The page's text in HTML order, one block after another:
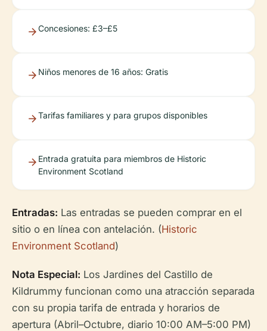
Concesiones: £3–£5
Niños menores de 16 años: Gratis
Tarifas familiares y para grupos disponibles
Entrada gratuita para miembros de Historic
Environment Scotland
Entradas: Las entradas se pueden comprar en el
sitio o en línea con antelación. (Historic
Environment Scotland)
Nota Especial: Los Jardines del Castillo de
Kildrummy funcionan como una atracción separada
con su propia tarifa de entrada y horarios de
apertura (Abril–Octubre, diario 10:00 AM–5:00 PM)